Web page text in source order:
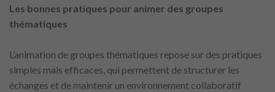
Les bonnes pratiques pour animer des groupes
thématiques
L’animation de groupes thématiques repose sur des pratiques
simples mais efficaces, qui permettent de structurer les
échanges et de maintenir un environnement collaboratif